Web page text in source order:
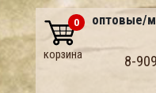
оптовые/
8-
0
корзина